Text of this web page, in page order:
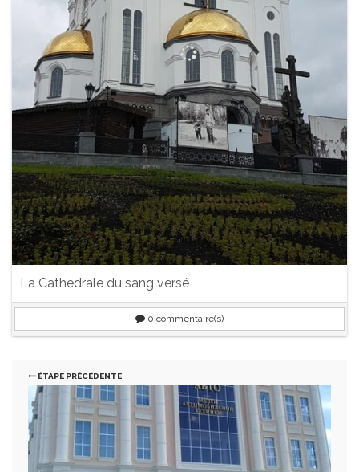
La Cathedrale du sang versé
0 commentaire(s)
ÉTAPE PRÉCÉDENTE